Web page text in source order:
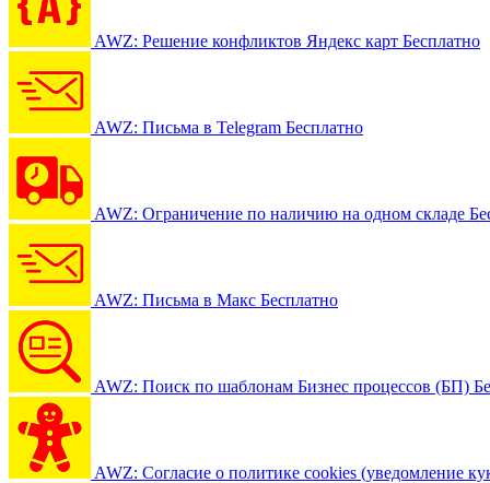
AWZ: Решение конфликтов Яндекс карт Бесплатно
AWZ: Письма в Telegram Бесплатно
AWZ: Ограничение по наличию на одном складе
AWZ: Письма в Макс Бесплатно
AWZ: Поиск по шаблонам Бизнес процессов (БП)
AWZ: Согласие о политике cookies (уведомление